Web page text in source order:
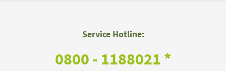
Service Hotline:
0800 - 1188021 *